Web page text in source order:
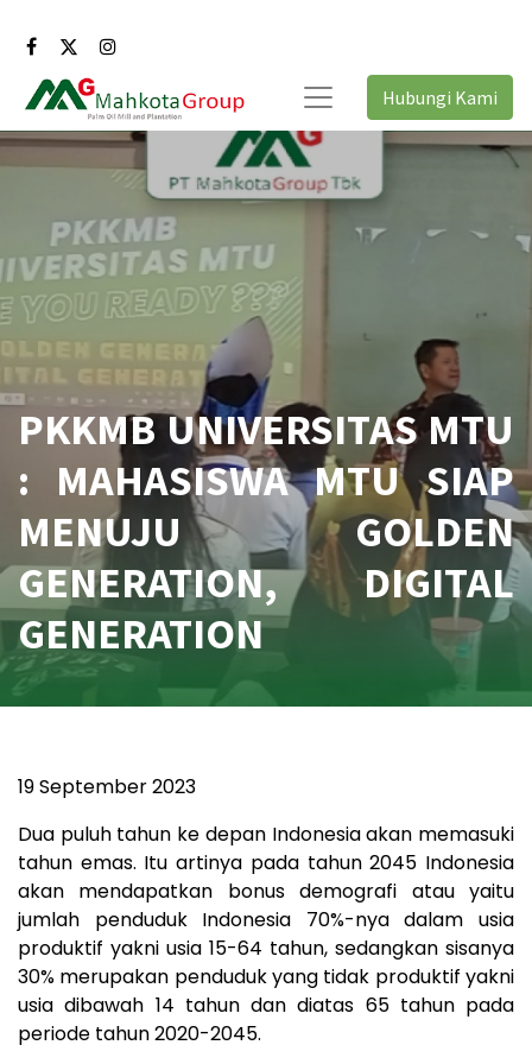
Hubungi Kami
PKKMB UNIVERSITAS MTU
: MAHASISWA MTU SIAP
MENUJU GOLDEN
GENERATION, DIGITAL
GENERATION
19 September 2023
Dua puluh tahun ke depan Indonesia akan memasuki
tahun emas. Itu artinya pada tahun 2045 Indonesia
akan mendapatkan bonus demografi atau yaitu
jumlah penduduk Indonesia 70%-nya dalam usia
produktif yakni usia 15-64 tahun, sedangkan sisanya
30% merupakan penduduk yang tidak produktif yakni
usia dibawah 14 tahun dan diatas 65 tahun pada
periode tahun 2020-2045.